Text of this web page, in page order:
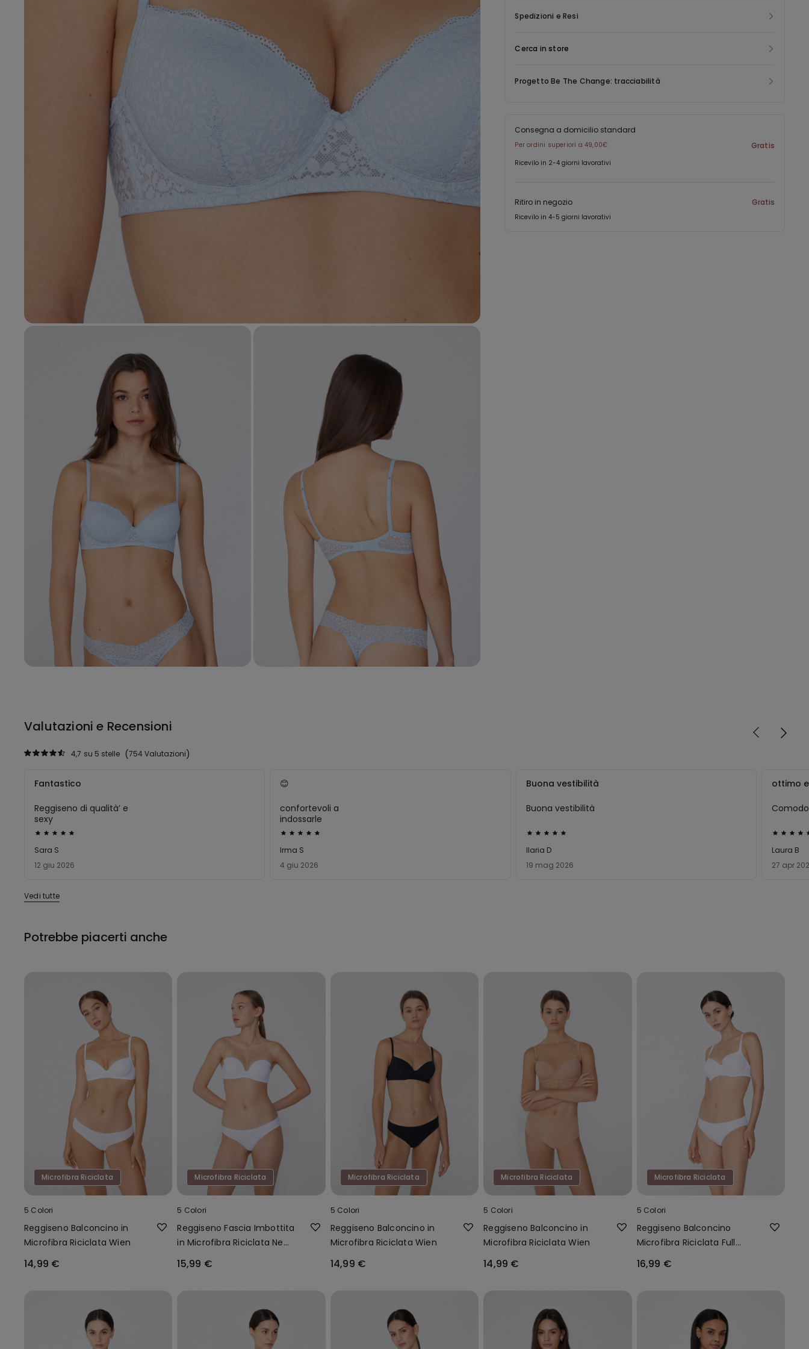
Spedizioni e Resi
Cerca in store
Progetto Be The Change: tracciabilità
Consegna a domicilio standard
Per ordini superiori a 49,00€ Gratis
Ricevilo in 2-4 giorni lavorativi
Ritiro in negozio Gratis
Ricevilo in 4-5 giorni lavorativi
Valutazioni e Recensioni
754 Valutazioni
4,7 su 5 stelle
Valutato
5
su
Fantastico
Reggiseno di qualità’ e
sexy
12 giu 2026
Sara S
Valutato
5
su
😊
confortevoli a
indossarle
4 giu 2026
Irma S
Valutato
5
su
Buona vestibilità
Buona vestibilità
19 mag 2026
Ilaria D
Valutato
5
su
ottimo
27 apr
Laura B
Vedi tutte
Potrebbe piacerti anche
Microfibra Riciclata
5 Colori
Reggiseno Balconcino in
Microfibra Riciclata Wien
14,99 €
Microfibra Riciclata
5 Colori
Reggiseno Fascia Imbottita
in Microfibra Riciclata New
15,99 €
Microfibra Riciclata
5 Colori
Reggiseno Balconcino in
Microfibra Riciclata Wien
14,99 €
Microfibra Riciclata
5 Colori
Reggiseno Balconcino in
Microfibra Riciclata Wien
14,99 €
Microfibra Riciclata
5 Colori
Reggiseno Balconcino
Microfibra Riciclata Full
16,99 €